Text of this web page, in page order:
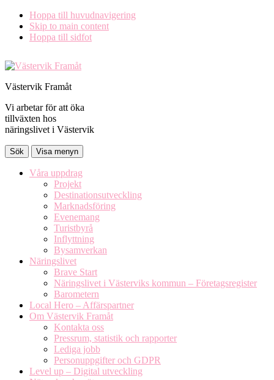
Hoppa till huvudnavigering
Skip to main content
Hoppa till sidfot
Västervik Framåt
Vi arbetar för att öka
tillväxten hos
näringslivet i Västervik
Sök Visa menyn
Våra uppdrag
Projekt
Destinationsutveckling
Marknadsföring
Evenemang
Turistbyrå
Inflyttning
Bysamverkan
Näringslivet
Brave Start
Näringslivet i Västerviks kommun – Företagsregister
Barometern
Local Hero – Affärspartner
Om Västervik Framåt
Kontakta oss
Pressrum, statistik och rapporter
Lediga jobb
Personuppgifter och GDPR
Level up – Digital utveckling